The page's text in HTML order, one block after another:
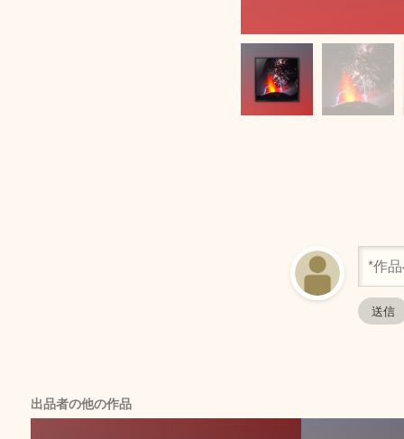
出品者の他の作品